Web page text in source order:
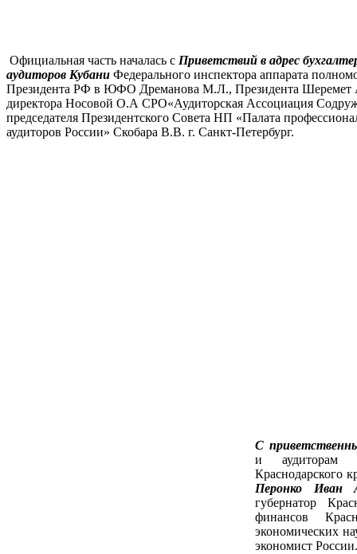
Официальная часть началась с Приветствий в адрес
аудиторов Кубани Федерального инспектора аппарата
Президента РФ в ЮФО Дреманова М.Л., Президента Шеремет
директора Носовой О.А СРО«Аудиторская Ассоциация
председателя Президентского Совета НП «Палата
аудиторов России» Скобара В.В. г. Санкт-Петербург.
С
и аудиторам
Краснодарского
Перонко Иван
губернатор
финансов
экономических
экономист России.